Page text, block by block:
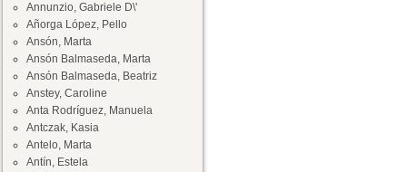
Annunzio, Gabriele D\'
Añorga López, Pello
Ansón, Marta
Ansón Balmaseda, Marta
Ansón Balmaseda, Beatriz
Anstey, Caroline
Anta Rodríguez, Manuela
Antczak, Kasia
Antelo, Marta
Antín, Estela